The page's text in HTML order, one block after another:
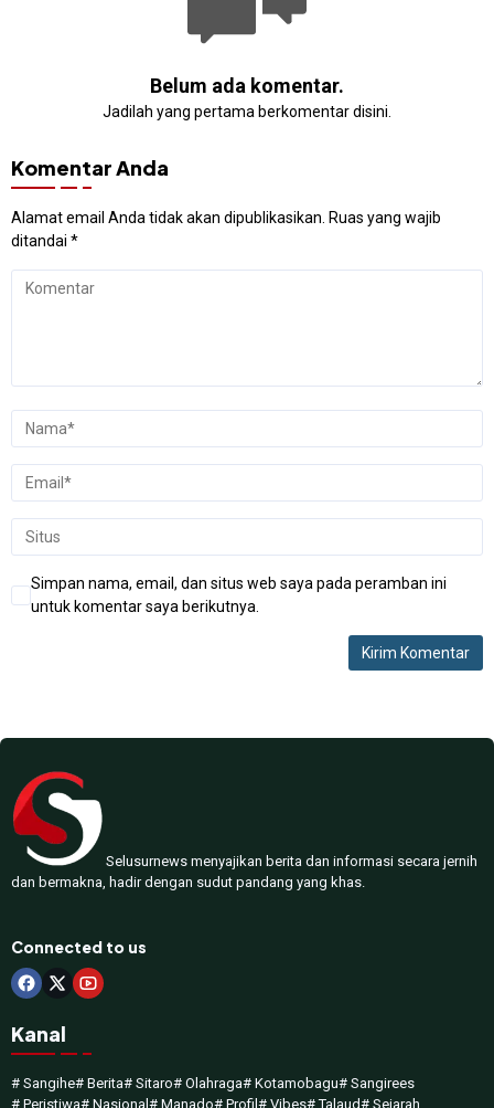
Belum ada komentar.
Jadilah yang pertama berkomentar disini.
Komentar Anda
Alamat email Anda tidak akan dipublikasikan. Ruas yang wajib
ditandai *
Simpan nama, email, dan situs web saya pada peramban ini
untuk komentar saya berikutnya.
Selusurnews menyajikan berita dan informasi secara jernih
dan bermakna, hadir dengan sudut pandang yang khas.
Connected to us
Kanal
# Sangihe# Berita# Sitaro# Olahraga# Kotamobagu# Sangirees
# Peristiwa# Nasional # Manado# Profil # Vibes# Talaud# Sejarah